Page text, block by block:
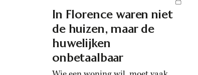
In Florence waren niet
de huizen, maar de
huwelijken
onbetaalbaar